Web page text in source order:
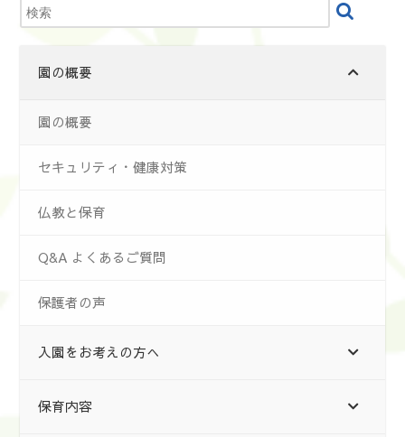
園の概要
園の概要
セキュリティ・健康対策
仏教と保育
Q&A よくあるご質問
保護者の声
入園をお考えの方へ
保育内容